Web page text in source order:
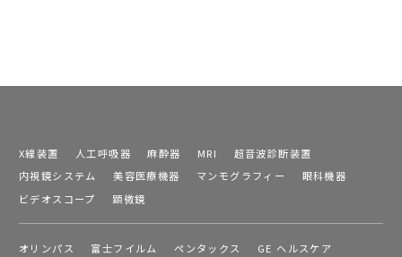
X線装置 人工呼吸器 麻酔器 MRI
超音波診断装置
内視鏡システム
美容医療機器 マンモグラフィー
眼科機器
ビデオスコープ
顕微鏡
オリンパス 富士フイルム ペンタックス
GE ヘルスケア